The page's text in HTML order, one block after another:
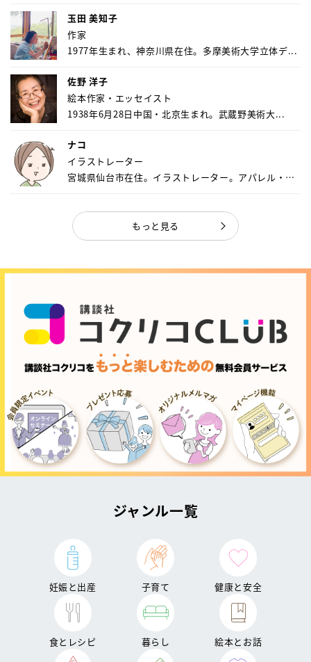
玉田 美知子
作家
1977年生まれ、神奈川県在住。多摩美術大学立体デ...
佐野 洋子
絵本作家・エッセイスト
1938年6月28日中国・北京生まれ。武蔵野美術大...
ナコ
イラストレーター
宮城県仙台市在住。イラストレーター。アパレル・キ
もっと見る
ジャンル一覧
妊娠と出産 子育て 健康と安全
食とレシピ 暮らし 絵本とお話